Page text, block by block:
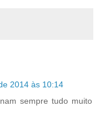
2014 às 10:14
sempre tudo muito